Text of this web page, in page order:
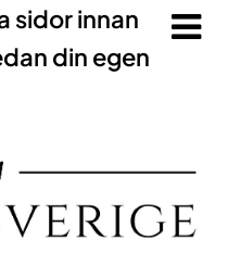
sidor innan
din egen